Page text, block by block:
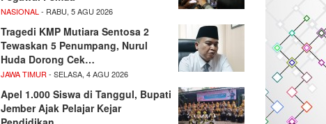
NASIONAL - RABU, 5 AGU 2026
Tragedi KMP Mutiara Sentosa 2
Tewaskan 5 Penumpang, Nurul
Huda Dorong Cek…
JAWA TIMUR - SELASA, 4 AGU 2026
Apel 1.000 Siswa di Tanggul, Bupati
Jember Ajak Pelajar Kejar